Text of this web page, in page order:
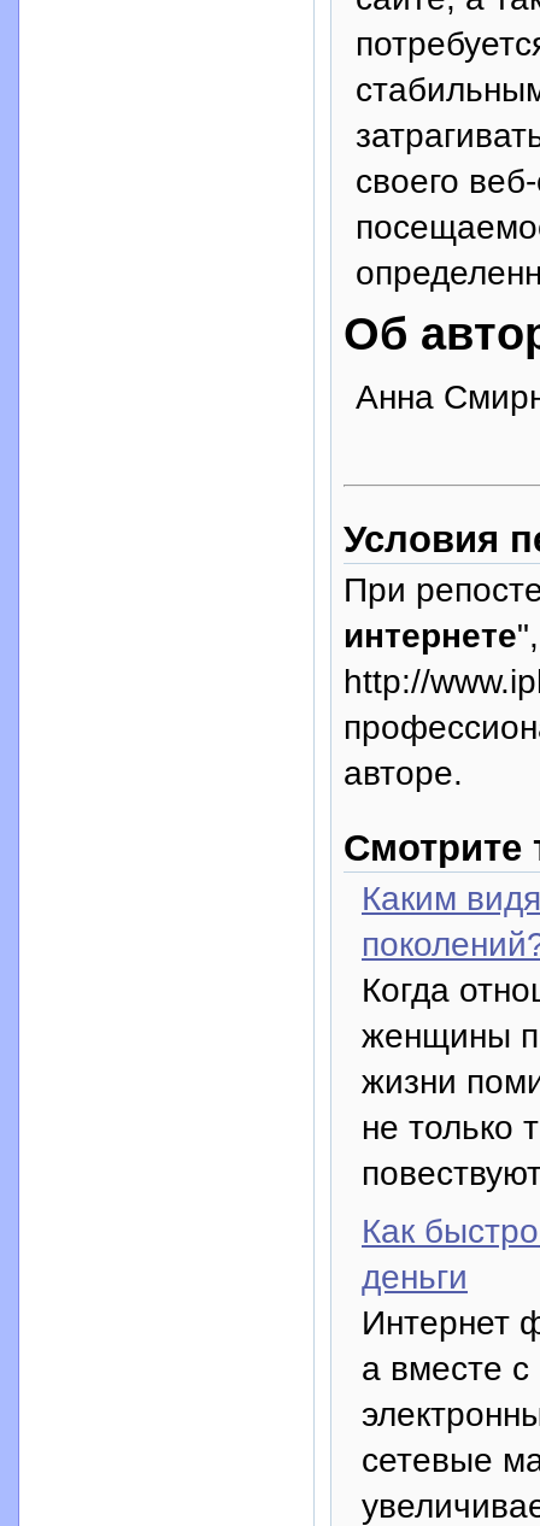
своего
Об
Анна
Условия
При
интернете
http://
авторе.
Смотрите
Каким
Когда
женщины
жизни
не только
Как
деньги
Интернет
а вместе
сетевые